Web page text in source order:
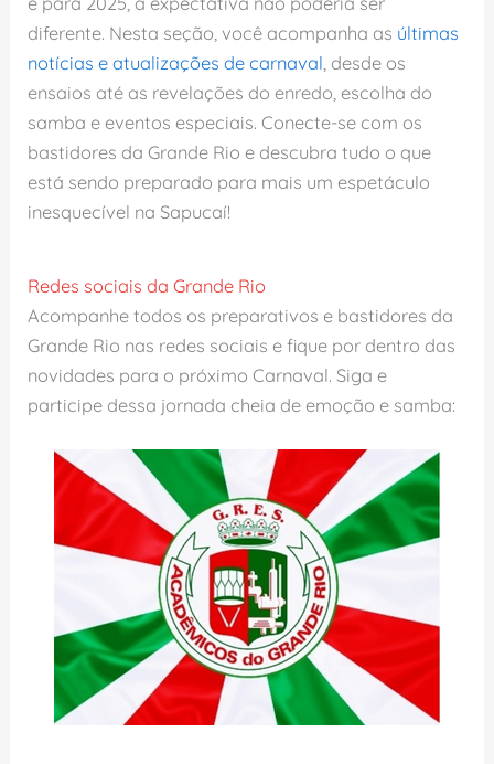
diferente. Nesta seção, você acompanha as últimas
notícias e atualizações de carnaval , desde os
ensaios até as revelações do enredo, escolha do
samba e eventos especiais. Conecte-se com os
bastidores da Grande Rio e descubra tudo o que
está sendo preparado para mais um espetáculo
inesquecível na Sapucaí!
Redes sociais da Grande Rio
Acompanhe todos os preparativos e bastidores da
Grande Rio nas redes sociais e fique por dentro das
novidades para o próximo Carnaval. Siga e
participe dessa jornada cheia de emoção e samba: